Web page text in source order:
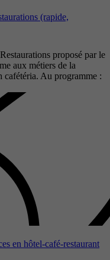
(rapide,
proposé par le
aux métiers de la
cafétéria. Au programme :
en hôtel-café-restaurant